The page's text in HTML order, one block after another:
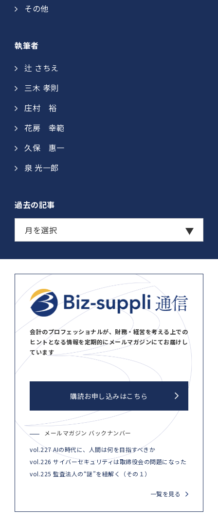
その他
執筆者
辻 さちえ
三木 孝則
庄村 裕​
花房 幸範​
久保 惠一​​
泉 光一郎
過去の記事
会計のプロフェッショナルが、財務・経営を考える上での
ヒントとなる情報を定期的にメールマガジンにてお届けし
ています
購読お申し込みはこちら
メールマガジン バックナンバー
vol.227 AIの時代に、人間は何を目指すべきか
vol.226 サイバーセキュリティは取締役会の問題になった
vol.225 監査法人の“謎”を紐解く（その１）
一覧を見る